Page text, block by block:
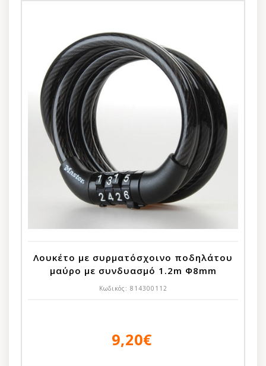
Λουκέτο με συρματόσχοινο ποδηλάτου
μαύρο με συνδυασμό 1.2m Φ8mm
Κωδικός: 814300112
9,20€